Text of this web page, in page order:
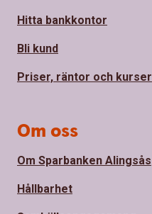
Hitta bankkontor
Bli kund
Priser, räntor och kurser
Om oss
Om Sparbanken Alingsås
Hållbarhet